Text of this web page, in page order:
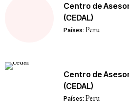
Centro de
(CEDAL)
Países:Peru
Centro de
(CEDAL)
Países:Peru